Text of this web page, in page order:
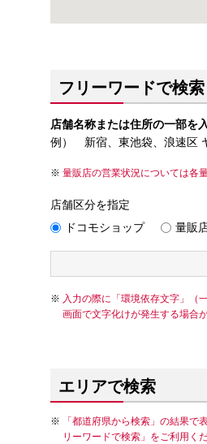
フリーワードで検索
店舗名称または住所の一部を
例） 新宿、東池袋、浪速区
量販店の営業状況については各
店舗区分を指定
ドコモショップ
量販
入力の際に「環境依存文字」（
画面で文字化けが発生する場合
エリアで検索
「都道府県から検索」の結果
リーワードで検索」をご利用くだ